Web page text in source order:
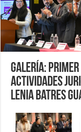
Galería:
Actividades
Lenia Batres